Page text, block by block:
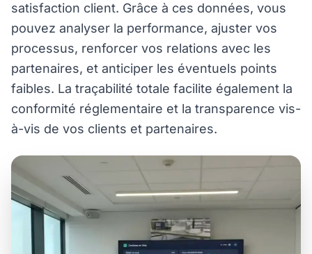
satisfaction client. Grâce à ces données, vous
pouvez analyser la performance, ajuster vos
processus, renforcer vos relations avec les
partenaires, et anticiper les éventuels points
faibles. La traçabilité totale facilite également la
conformité réglementaire et la transparence vis-
à-vis de vos clients et partenaires.